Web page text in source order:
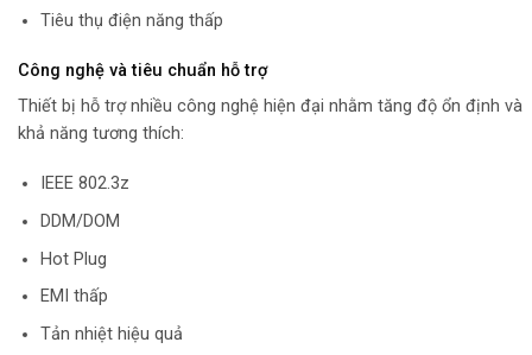
Tiêu thụ điện năng thấp
Công nghệ và tiêu chuẩn hỗ trợ
Thiết bị hỗ trợ nhiều công nghệ hiện đại nhằm tăng độ ổn định và
khả năng tương thích:
IEEE 802.3z
DDM/DOM
Hot Plug
EMI thấp
Tản nhiệt hiệu quả